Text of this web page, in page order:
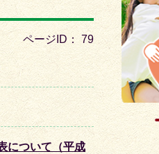
ページID： 79
について（平成
枚
目
の
ラ
イ
ド